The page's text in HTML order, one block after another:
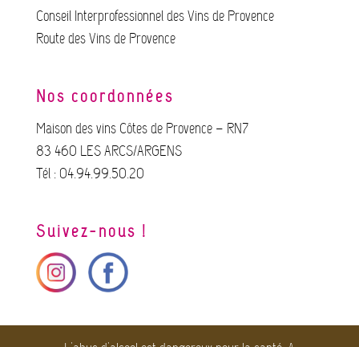
Conseil Interprofessionnel des Vins de Provence
Route des Vins de Provence
Nos coordonnées
Maison des vins Côtes de Provence – RN7
83 460 LES ARCS/ARGENS
Tél : 04.94.99.50.20
Suivez-nous !